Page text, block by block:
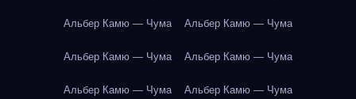
Альбер Камю — Чума Альбер Камю — Чума
Альбер Камю — Чума Альбер Камю — Чума
Альбер Камю — Чума Альбер Камю — Чума